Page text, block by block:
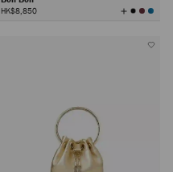
HK$8,850 查
看